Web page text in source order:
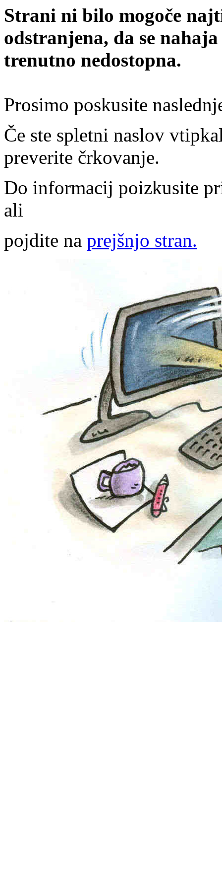
Strani ni bilo mogoče
odstranjena, da se
trenutno nedostopna.
Prosimo poskusite
Če ste spletni naslov
preverite črkovanje.
Do informacij poizkusite
ali
pojdite na prejšnjo stran.